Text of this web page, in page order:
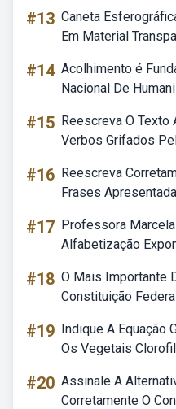
#13 Caneta
Em Material
#14 Acolhimento é
Nacional De
#15 Reescreva O Texto
Verbos Grifados
#16 Reescreva
Frases
#17 Professora
Alfabetização
#18 O Mais Importante
Constituição
#19 Indique A Equação
Os Vegetais
#20 Assinale A
Corretamente O